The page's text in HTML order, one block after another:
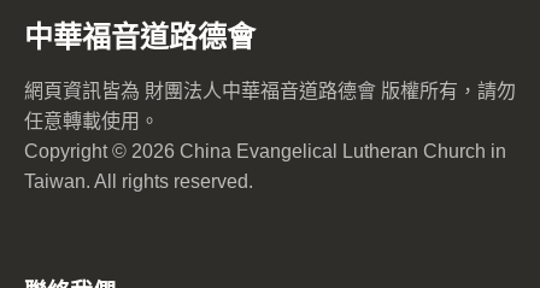
中華福音道路德會
網頁資訊皆為 財團法人中華福音道路德會 版權所有，請勿
任意轉載使用。
Copyright © 2026 China Evangelical Lutheran Church in
Taiwan. All rights reserved.